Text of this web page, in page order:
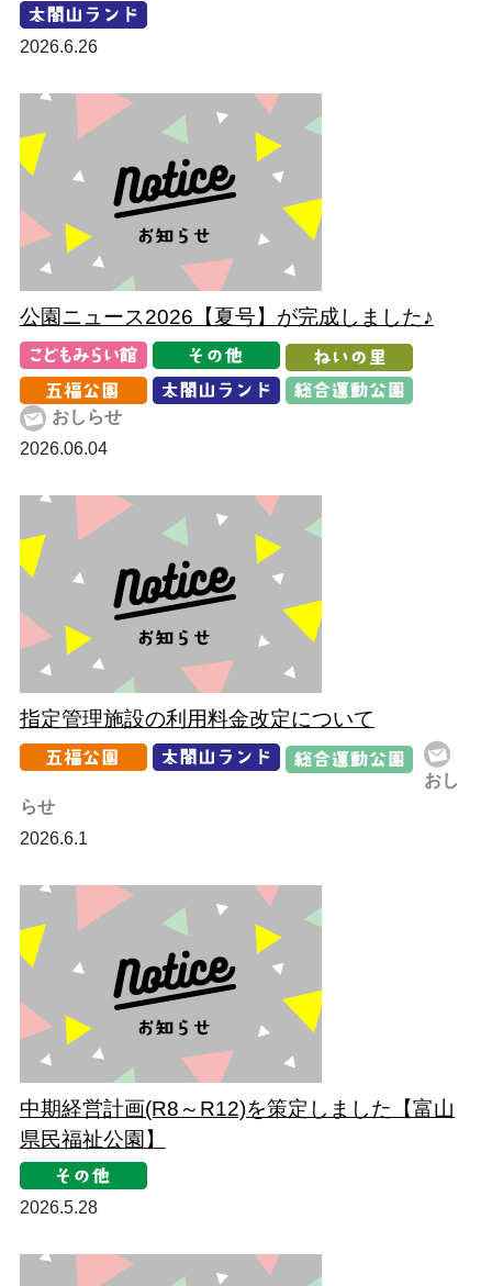
2026.6.26
公園ニュース2026【夏号】が完成しました♪
おしらせ
2026.06.04
指定管理施設の利用料金改定について
おし
らせ
2026.6.1
中期経営計画(R8～R12)を策定しました【富山
県民福祉公園】
2026.5.28